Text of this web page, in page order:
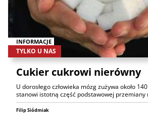
INFORMACJE
TYLKO U NAS
Cukier cukrowi nierówny
U dorosłego człowieka mózg zużywa około
stanowi istotną część podstawowej przemiany
Filip Siódmiak